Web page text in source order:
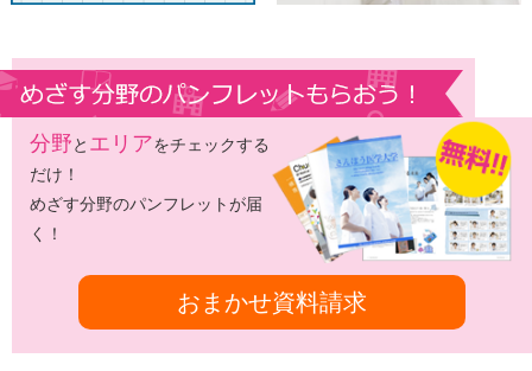
分野と エリアをチェックする
だけ！
めざす分野のパンフレットが届
く！
おまかせ資料請求